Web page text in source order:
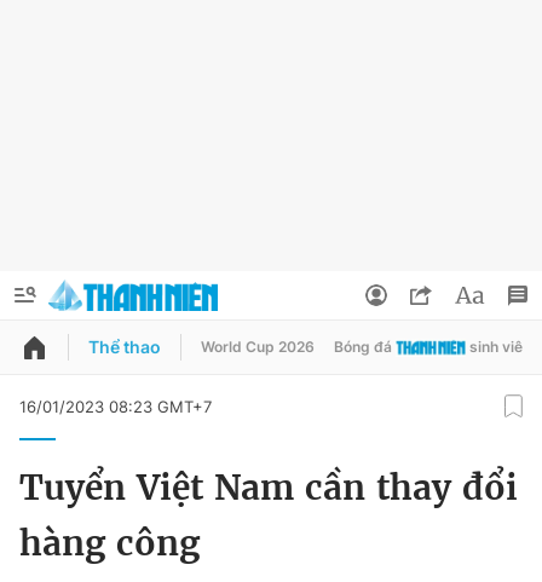
QUẢNG CÁO ĐẶT BÁO
Chuyên mục
Đổi mật khẩu
Tin đã lưu
Thể thao World Cup 2026 Bóng đá sinh viên
16/01/2023 08:23 GMT+7
Tuyển Việt Nam cần thay đổi
hàng công